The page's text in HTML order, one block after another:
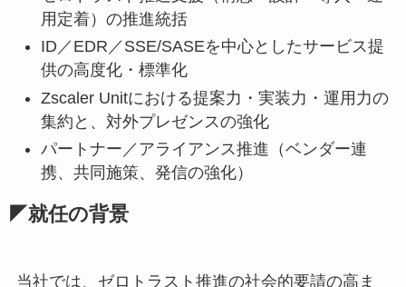
用定着）の推進統括
ID／EDR／SSE/SASEを中心としたサービス提
供の高度化・標準化
Zscaler Unitにおける提案力・実装力・運用力の
集約と、対外プレゼンスの強化
パートナー／アライアンス推進（ベンダー連
携、共同施策、発信の強化）
◤就任の背景
当社では、ゼロトラスト推進の社会的要請の高ま